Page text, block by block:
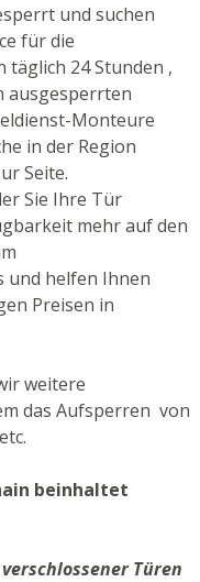
und suchen
für die
24 Stunden ,
ausgesperrten
Monteure
in der Region
Seite.
Sie Ihre Tür
mehr auf den
und helfen Ihnen
Preisen in
weitere
das Aufsperren von
beinhaltet
Türen